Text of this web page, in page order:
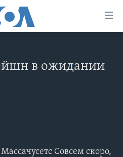
в ожидании
Совсем скоро,